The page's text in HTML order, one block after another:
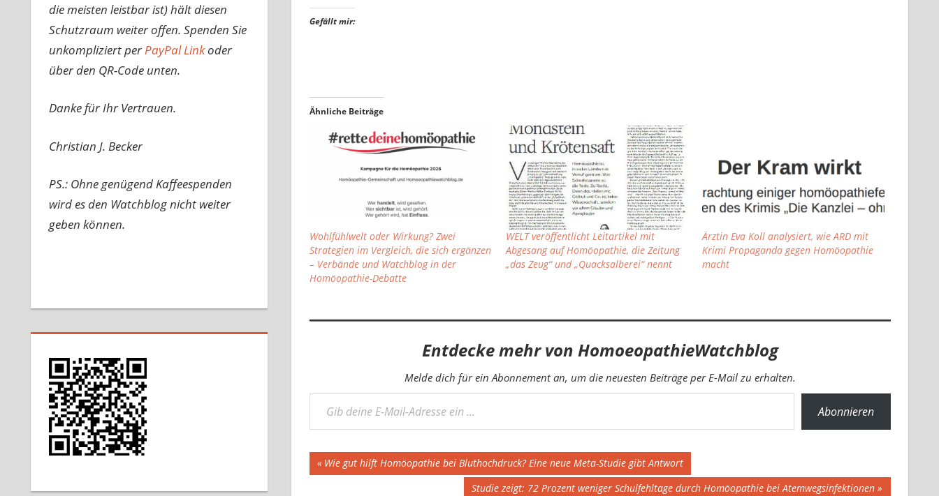
Gefällt mir:
Ähnliche Beiträge
Wohlfühlwelt oder Wirkung? Zwei
Strategien im Vergleich, die sich ergänzen
– Verbände und Watchblog in der
Homöopathie-Debatte
WELT veröffentlicht Leitartikel mit
Abgesang auf Homöopathie, die Zeitung
„das Zeug“ und „Quacksalberei“ nennt
Ärztin Eva Koll analysiert, wie ARD mit
Krimi Propaganda gegen Homöopathie
macht
Entdecke mehr von HomoeopathieWatchblog
Melde dich für ein Abonnement an, um die neuesten Beiträge per E-Mail zu erhalten.
Gib deine E-Mail-Adresse ein ...
Abonnieren
Beitragsnavigation
Vorheriger
Beitrag:
Wie gut hilft Homöopathie bei Bluthochdruck? Eine neue Meta-Studie gibt Antwort
Nächster
Studie zeigt: 72 Prozent weniger Schulfehltage durch Homöopathie bei Atemwegsinfektionen
die meisten leistbar ist) hält diesen
Schutzraum weiter offen. Spenden Sie
unkompliziert perPayPal Linkoder
über den QR-Code unten.
Danke für Ihr Vertrauen.
Christian J. Becker
PS.: Ohne genügend Kaffeespenden
wird es den Watchblog nicht weiter
geben können.